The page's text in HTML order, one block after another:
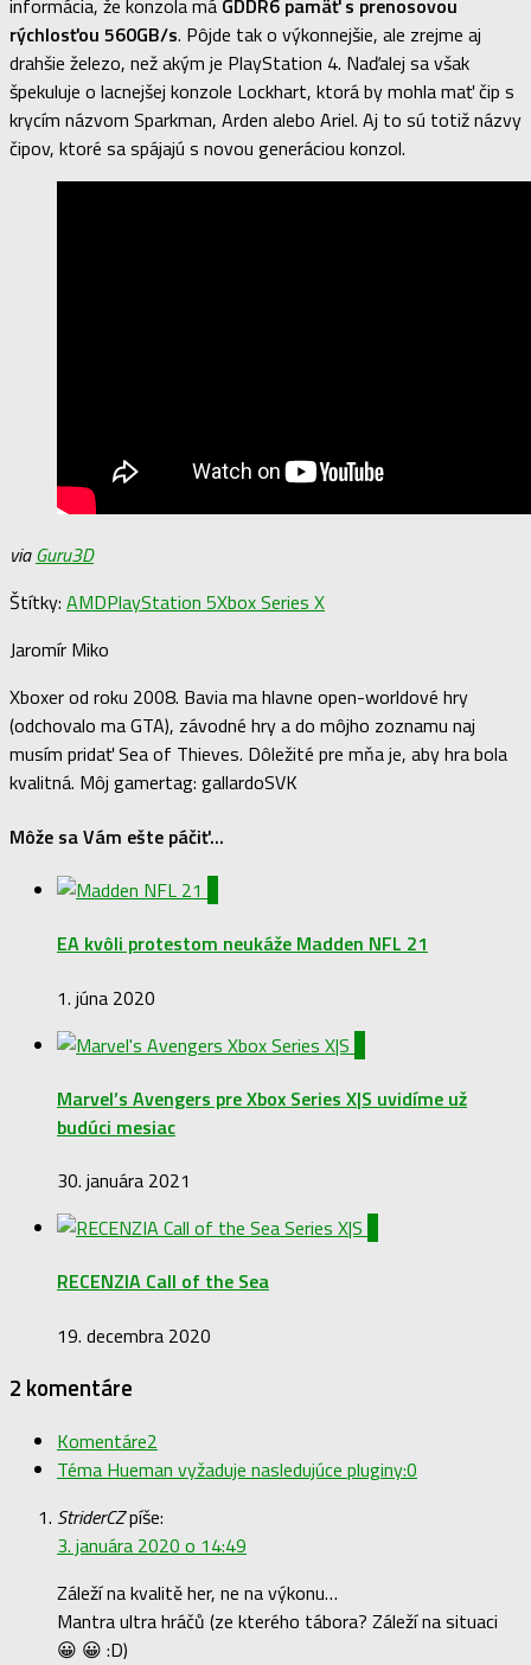
informácia, že konzola má GDDR6 pamäť s prenosovou
rýchlosťou 560GB/s. Pôjde tak o výkonnejšie, ale zrejme aj
drahšie železo, než akým je PlayStation 4. Naďalej sa však
špekuluje o lacnejšej konzole Lockhart, ktorá by mohla mať čip s
krycím názvom Sparkman, Arden alebo Ariel. Aj to sú totiž názvy
čipov, ktoré sa spájajú s novou generáciou konzol.
viaGuru3D
Štítky: AMDPlayStation 5Xbox Series X
Jaromír Miko
Xboxer od roku 2008. Bavia ma hlavne open-worldové hry
(odchovalo ma GTA), závodné hry a do môjho zoznamu naj
musím pridať Sea of Thieves. Dôležité pre mňa je, aby hra bola
kvalitná. Môj gamertag: gallardoSVK
Môže sa Vám ešte páčiť...
EA kvôli protestom neukáže Madden NFL 21
1. júna 2020
Marvel’s Avengers pre Xbox Series X|S uvidíme už
budúci mesiac
30. januára 2021
RECENZIA Call of the Sea
19. decembra 2020
2 komentáre
Komentáre2
Téma Hueman vyžaduje nasledujúce pluginy:0
StriderCZpíše:
3. januára 2020 o 14:49
Záleží na kvalitě her, ne na výkonu…
Mantra ultra hráčů (ze kterého tábora? Záleží na situaci
😀 😀 :D)